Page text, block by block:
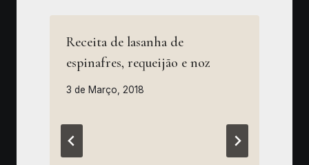
Receita de lasanha de
espinafres, requeijão e noz
3 de Março, 2018